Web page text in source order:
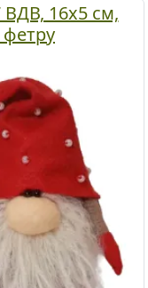
16х5 см,